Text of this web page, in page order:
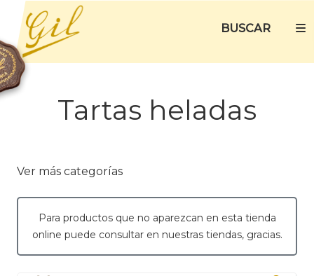
BUSCAR
Tartas heladas
Ver más categorías
Para productos que no aparezcan en esta tienda
online puede consultar en nuestras tiendas, gracias.